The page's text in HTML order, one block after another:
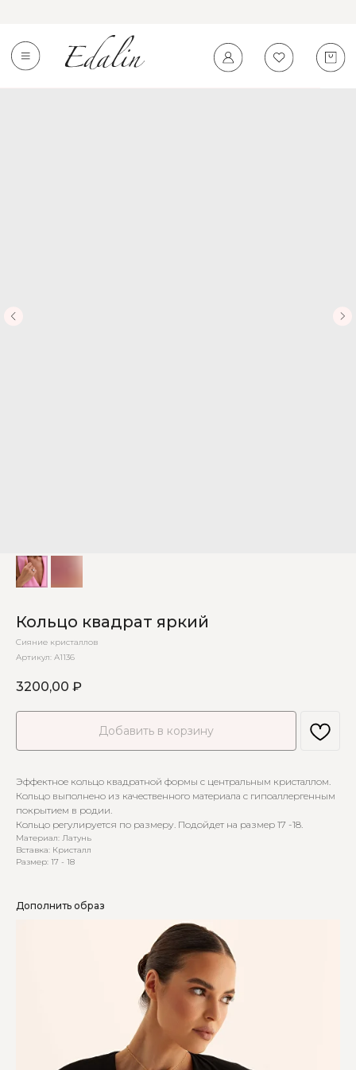
Вернуться
←
Кольцо квадрат яркий
Сияние кристаллов
Артикул: А1136
3200,00 ₽
Добавить в корзину
Эффектное кольцо квадратной формы с центральным кристаллом.
Кольцо выполнено из качественного материала с гипоаллергенным
покрытием в родии.
Кольцо регулируется по размеру. Подойдет на размер 17 -18.
Материал: Латунь
Вставка: Кристалл
Размер: 17 - 18
Дополнить образ